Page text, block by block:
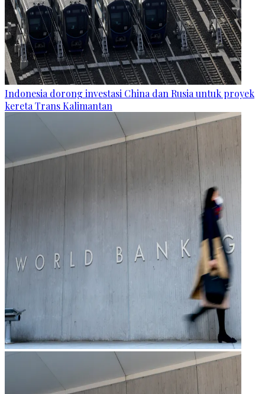
Indonesia dorong investasi China dan Rusia untuk proyek
kereta Trans Kalimantan